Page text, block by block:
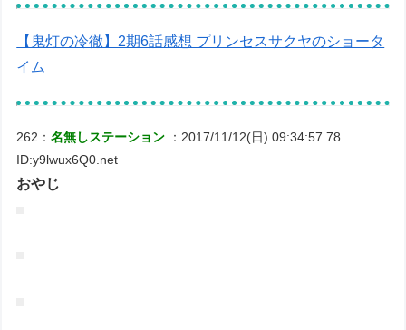
【鬼灯の冷徹】2期6話感想 プリンセスサクヤのショータ
イム
262：名無しステーション
：2017/11/12(日) 09:34:57.78
ID:y9lwux6Q0.net
おやじ